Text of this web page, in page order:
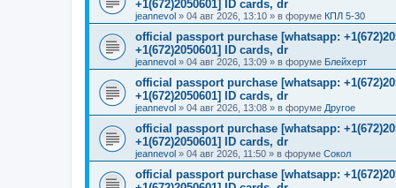
+1(672)2050601] ID cards, dr
jeannevol » 04 авг 2026, 13:10 » в форуме КПЛ 5-30
official passport purchase [whatsapp:
+1(672)2050601] ID cards, dr
jeannevol » 04 авг 2026, 13:09 » в форуме Блейхерт
official passport purchase [whatsapp:
+1(672)2050601] ID cards, dr
jeannevol » 04 авг 2026, 13:08 » в форуме Другое
official passport purchase [whatsapp:
+1(672)2050601] ID cards, dr
jeannevol » 04 авг 2026, 11:50 » в форуме Сокол
official passport purchase [whatsapp: